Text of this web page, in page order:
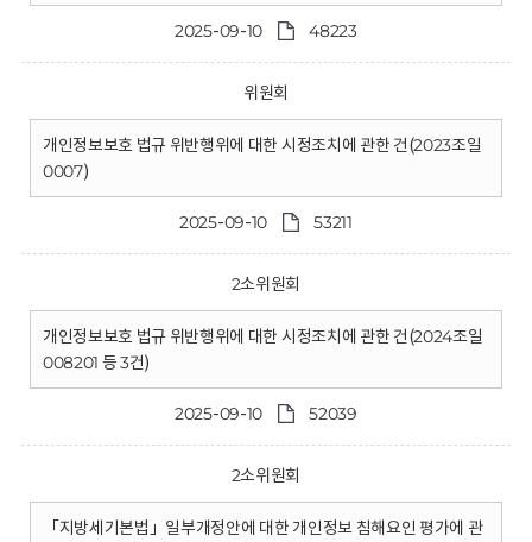
2025-09-10 48223
위원회
개인정보보호 법규 위반행위에 대한 시정조치에 관한 건(2023조일
0007)
2025-09-10 53211
2소위원회
개인정보보호 법규 위반행위에 대한 시정조치에 관한 건(2024조일
008201 등 3건)
2025-09-10 52039
2소위원회
「지방세기본법」일부개정안에 대한 개인정보 침해요인 평가에 관